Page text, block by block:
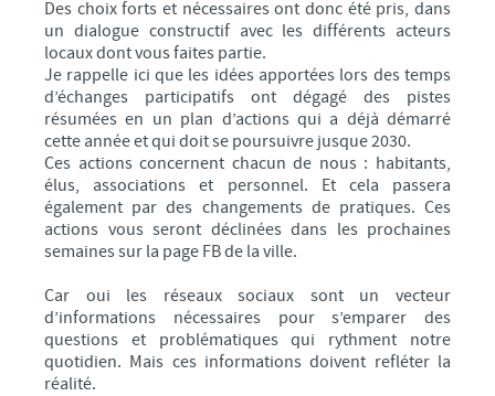
PAUSE MÉRIDIENNE
GARDERIE PÉRISCOLAIRE
RELAIS PETITE ENFANCE
MULTI-ACCUEIL
CENTRE PERMANENT DU MERCREDI
CENTRE DE LOISIRS PRIMAIRE ET MATERNEL
MAISON DE L'ANIMATION ET DE LA JEUNESSE
SÉJOURS JEUNESSE VACANCES
AUTRES SERVICES
TÉLÉCHARGEMENTS
URBANISME
Des choix forts et nécessaires ont donc été pris, dans
un dialogue constructif avec les différents acteurs
locaux dont vous faites partie.
Je rappelle ici que les idées apportées lors des temps
d’échanges participatifs ont dégagé des pistes
résumées en un plan d’actions qui a déjà démarré
cette année et qui doit se poursuivre jusque 2030.
Ces actions concernent chacun de nous : habitants,
élus, associations et personnel. Et cela passera
également par des changements de pratiques. Ces
actions vous seront déclinées dans les prochaines
semaines sur la page FB de la ville.
Car oui les réseaux sociaux sont un vecteur
d’informations nécessaires pour s’emparer des
questions et problématiques qui rythment notre
quotidien. Mais ces informations doivent refléter la
réalité.